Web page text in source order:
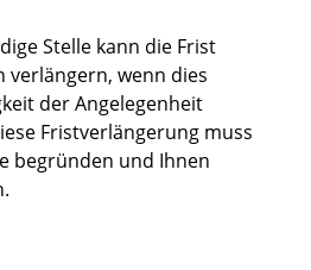
Stelle kann die Frist
verlängern, wenn dies
der Angelegenheit
Fristverlängerung muss
begründen und Ihnen